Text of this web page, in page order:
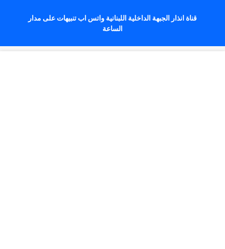
قناة انذار الجبهة الداخلية اللبنانية واتس اب تنبيهات على مدار
الساعة